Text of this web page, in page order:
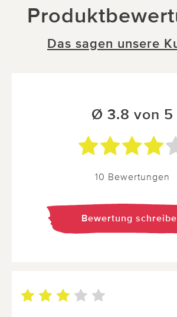
Das sagen unsere
Ø 3.8 von 5
10 Bewertungen
Bewertung